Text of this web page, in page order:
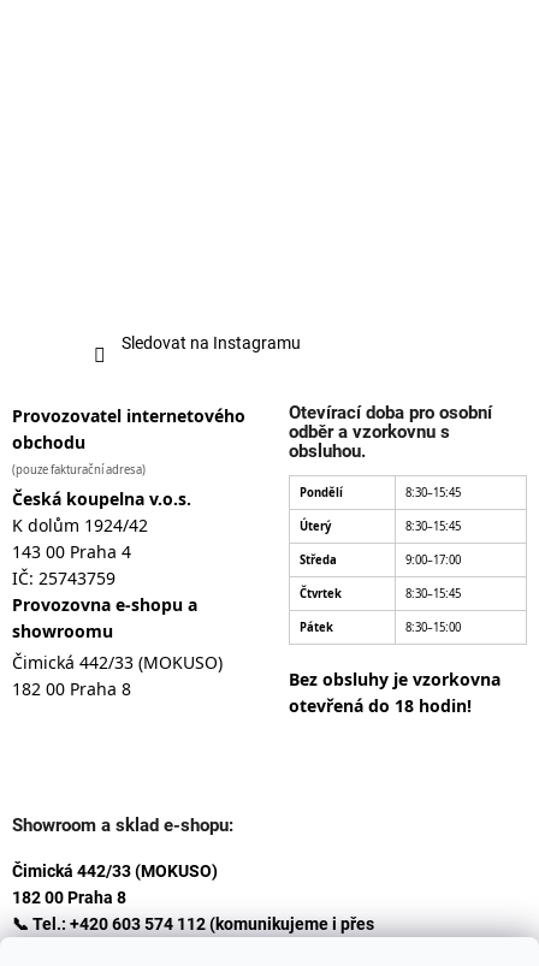
Sledovat na Instagramu
Provozovatel internetového
obchodu
(pouze fakturační adresa)
Česká koupelna v.o.s.
K dolům 1924/42
143 00 Praha 4
IČ: 25743759
Provozovna e-shopu a
showroomu
Čimická 442/33 (MOKUSO)
182 00 Praha 8
Otevírací doba pro osobní
odběr a vzorkovnu s
obsluhou.
Pondělí 8:30–15:45
Úterý 8:30–15:45
Středa 9:00–17:00
Čtvrtek 8:30–15:45
Pátek 8:30–15:00
Bez obsluhy je vzorkovna
otevřená do 18 hodin!
Showroom a sklad e-shopu:
Čimická 442/33 (MOKUSO)
182 00 Praha 8
📞 Tel.: +420 603 574 112 (komunikujeme i přes